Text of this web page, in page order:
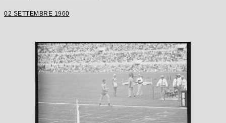
02 SETTEMBRE 1960